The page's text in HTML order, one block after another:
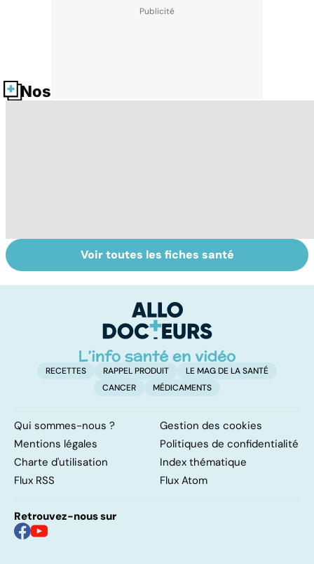
Nos fiches santé
Pré-éclampsie :
attention,
De bonnes
raisons pour ne
grain de sel
Voir toutes les fiches santé
RECETTES RAPPEL PRODUIT
LE MAG DE LA SANTÉ
CANCER
MÉDICAMENTS
Qui sommes-nous ?
Gestion des cookies
Mentions légales
Politiques de confidentialité
Charte d'utilisation
Index thématique
Flux RSS
Flux Atom
Retrouvez-nous sur